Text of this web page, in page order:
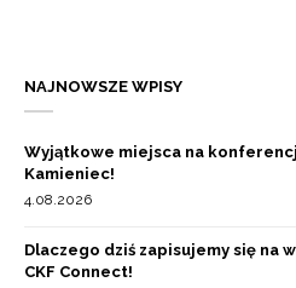
NAJNOWSZE WPISY
Wyjątkowe miejsca na
Kamieniec!
4.08.2026
Dlaczego dziś zapisujemy się na
CKF Connect!